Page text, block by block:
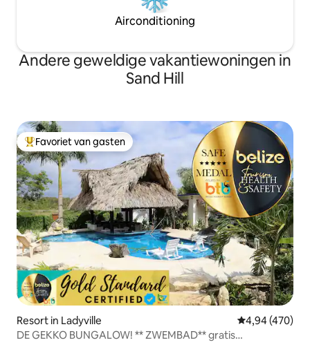
Airconditioning
Andere geweldige vakantiewoningen in
Sand Hill
Topfavoriet van gasten
Favoriet van gasten
Resort in Ladyville Gemiddelde
4,94 (470)
DE GEKKO BUNGALOW! ** ZWEMBAD** gratis